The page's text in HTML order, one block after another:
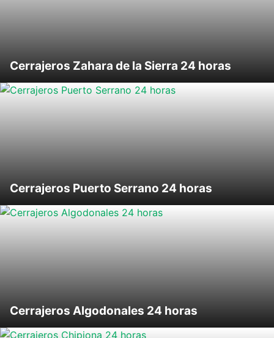
Cerrajeros Zahara de la Sierra 24 horas
Cerrajeros Puerto Serrano 24 horas
Cerrajeros Algodonales 24 horas